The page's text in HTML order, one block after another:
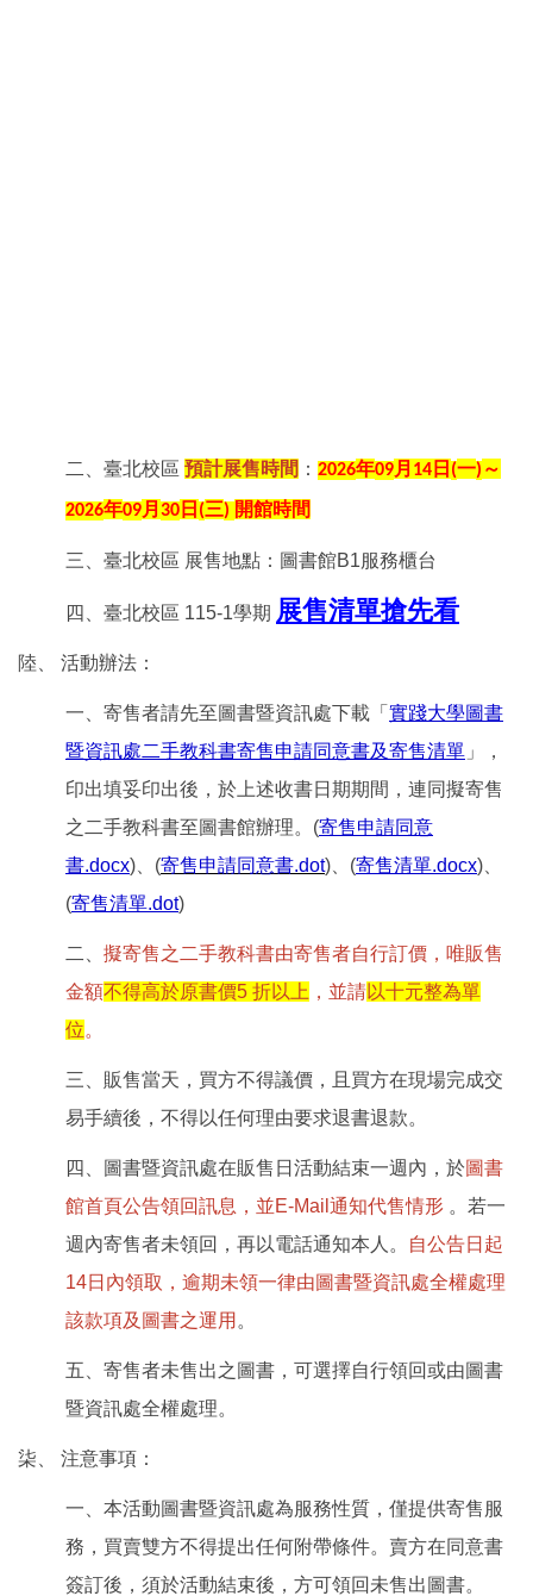
二、臺北校區 預計展售時間 ： 2026年09月 14 日 (一) ～
2026年09月 30 日 (三) 開館時間
三、臺北校區 展售地點：圖書館B1服務櫃台
四、臺北校區 115-1學期 展售清單搶先看
陸、 活動辦法：
一、寄售者請先至圖書暨資訊處下載「 實踐大學圖書
暨資訊處二手教科書寄售申請同意書及寄售清單 」，
印出填妥印出後，於上述收書日期期間，連同擬寄售
之二手教科書至圖書館辦理。(寄售申請同意
書.docx)、(寄售申請同意書.dot)、(寄售清單.docx)、
(寄售清單.dot)
二、 擬寄售之二手教科書由寄售者自行訂價，唯販售
金額不得高於原書價5 折以上 ，並請以十元整為單
位。
三、販售當天，買方不得議價，且買方在現場完成交
易手續後，不得以任何理由要求退書退款。
四、圖書暨資訊處在販售日活動結束一週內，於圖書
館首頁公告領回訊息，並E-Mail通知代售情形 。若一
週內寄售者未領回，再以電話通知本人。
自公告日起
14日內領取，逾期未領一律由圖書暨資訊處全權處理
該款項及圖書之運用 。
五、寄售者未售出之圖書，可選擇自行領回或由圖書
暨資訊處全權處理。
柒、 注意事項：
一、本活動圖書暨資訊處為服務性質，僅提供寄售服
務，買賣雙方不得提出任何附帶條件。賣方在同意書
簽訂後，須於活動結束後，方可領回未售出圖書。